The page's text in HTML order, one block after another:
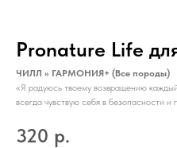
Pronature Life
ЧИЛЛ >> ГАРМОНИЯ+ (Все породы)
«Я радуюсь твоему возвращению
всегда чувствую себя в безопасности
320 р.